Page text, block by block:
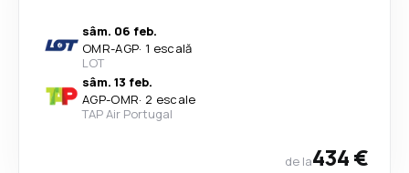
sâm. 06 feb.
OMR-AGP· 1 escală
LOT
sâm. 13 feb.
AGP-OMR· 2 escale
TAP Air Portugal
de la434 €